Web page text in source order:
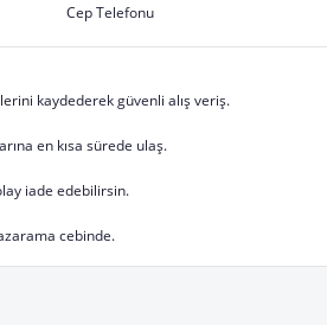
Cep Telefonu
kaydederek güvenli alış veriş.
en kısa sürede ulaş.
iade edebilirsin.
cebinde.